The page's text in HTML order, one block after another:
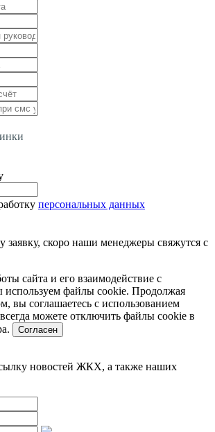
персональных данных
скоро наши менеджеры свяжутся с
сайта и его взаимодействие с
используем файлы cookie. Продолжая
вы соглашаетесь с использованием
можете отключить файлы cookie в
Согласен
новостей ЖКХ, а также наших